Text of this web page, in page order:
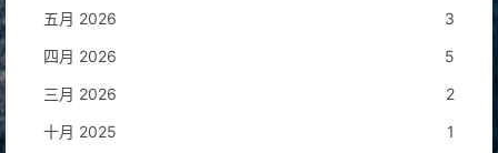
五月 2026
3
四月 2026
5
三月 2026
2
十月 2025
1